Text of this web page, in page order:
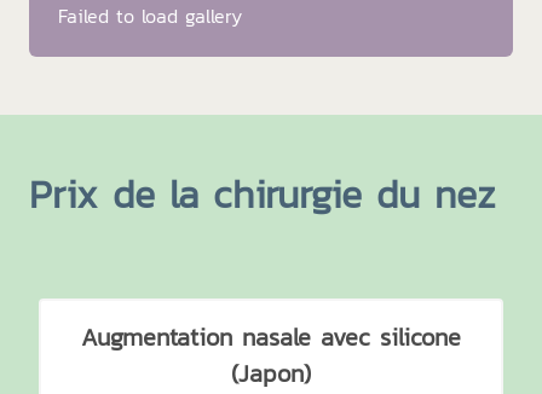
Failed to load gallery
Prix de la chirurgie du nez
Augmentation nasale avec silicone
(Japon)